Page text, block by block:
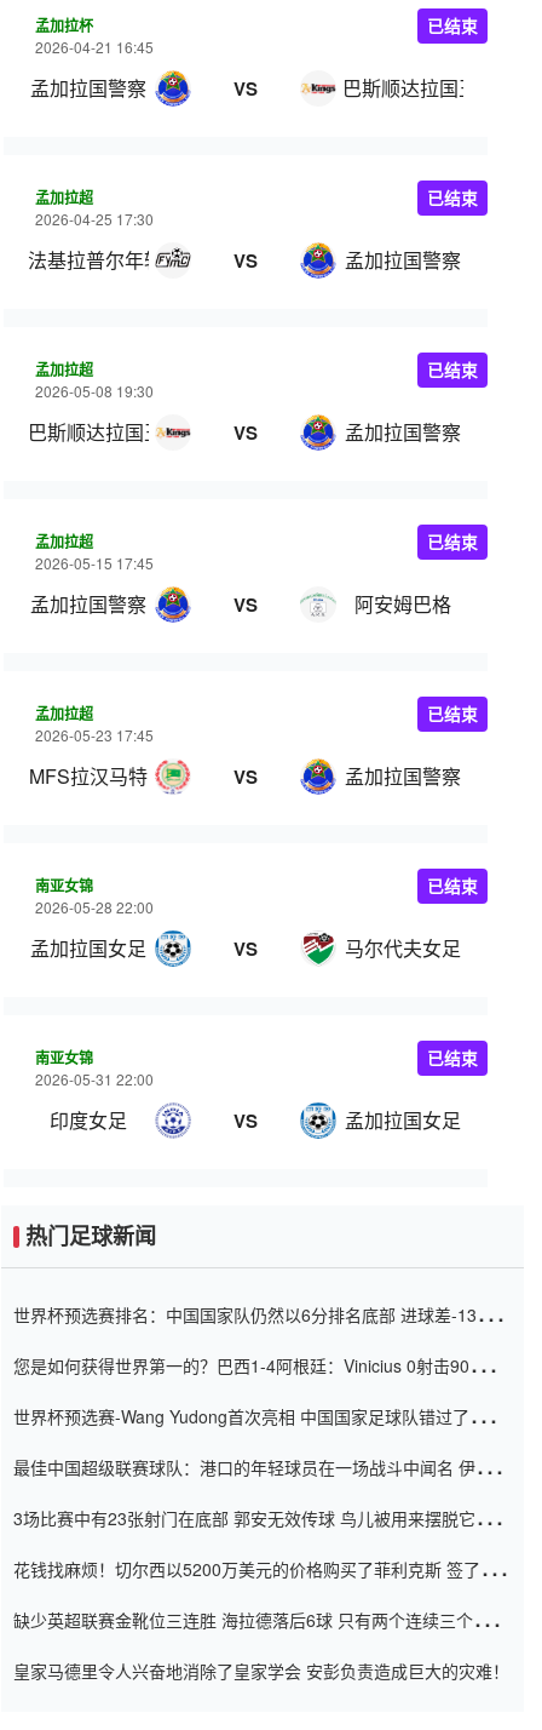
孟加拉杯
2026-04-21 16:45
孟加拉国警察 VS 巴斯顺达拉国王
已结束
孟加拉超
2026-04-25 17:30
法基拉普尔年轻人 VS 孟加拉国警察
已结束
孟加拉超
2026-05-08 19:30
巴斯顺达拉国王 VS 孟加拉国警察
已结束
孟加拉超
2026-05-15 17:45
孟加拉国警察 VS 阿安姆巴格
已结束
孟加拉超
2026-05-23 17:45
MFS拉汉马特 VS 孟加拉国警察
已结束
南亚女锦
2026-05-28 22:00
孟加拉国女足 VS 马尔代夫女足
已结束
南亚女锦
2026-05-31 22:00
印度女足 VS 孟加拉国女足
已结束
热门足球新闻
世界杯预选赛排名：中国国家队仍然以6分排名底部 进球差-13令人
您是如何获得世界第一的？巴西1-4阿根廷：Vinicius 0射击90分钟
世界杯预选赛-Wang Yudong首次亮相 中国国家足球队错过了世界
最佳中国超级联赛球队：港口的年轻球员在一场战斗中闻名 伊万放
3场比赛中有23张射门在底部 郭安无效传球 鸟儿被用来摆脱它
花钱找麻烦！切尔西以5200万美元的价格购买了菲利克斯 签了7年
缺少英超联赛金靴位三连胜 海拉德落后6球 只有两个连续三个连续
皇家马德里令人兴奋地消除了皇家学会 安彭负责造成巨大的灾难！